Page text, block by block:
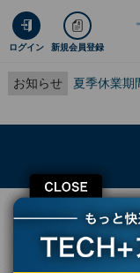
ログイン 新規会員登録
お知らせ 夏季休業期
TECH+ 企業IT
IT
目指すはオンプレPBXの